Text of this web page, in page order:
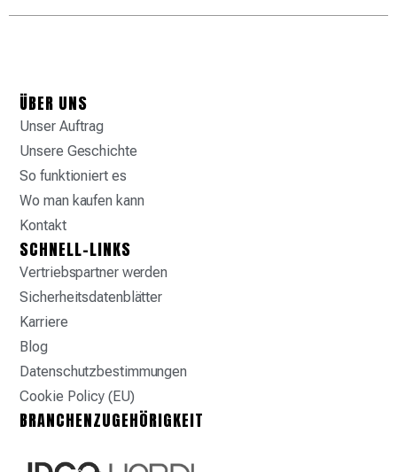
ÜBER UNS
Unser Auftrag
Unsere Geschichte
So funktioniert es
Wo man kaufen kann
Kontakt
SCHNELL-LINKS
Vertriebspartner werden
Sicherheitsdatenblätter
Karriere
Blog
Datenschutzbestimmungen
Cookie Policy (EU)
BRANCHENZUGEHÖRIGKEIT